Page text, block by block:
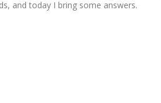
and today I bring some answers.